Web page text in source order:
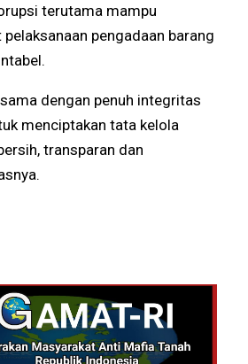
terutama mampu
pengadaan barang
dengan penuh integritas
menciptakan tata kelola
transparan dan